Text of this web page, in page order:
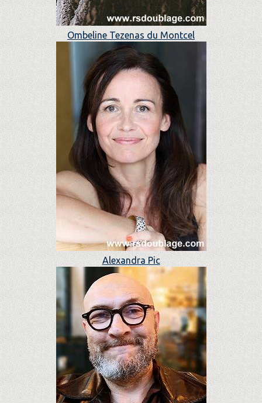
Ombeline Tezenas du Montcel
Alexandra Pic